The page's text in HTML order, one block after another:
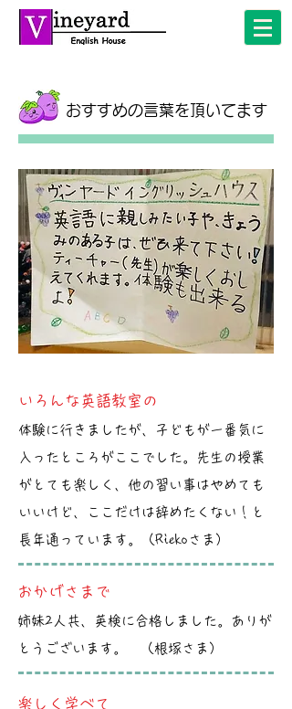
おすすめの言葉を頂いてます
いろんな英語教室の
体験に行きましたが、子どもが一番気に
入ったところがここでした。先生の授業
がとても楽しく、他の習い事はやめても
いいけど、ここだけは辞めたくない！と
長年通っています。（Riekoさま）
おかげさまで
姉妹2人共、英検に合格しました。ありが
とうございます。 （根塚さま）
楽しく学べて